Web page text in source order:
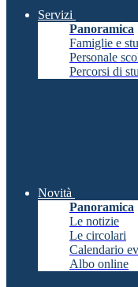
Servizi
Panoramica
Famiglie e
Personale
Percorsi di
Novità
Panoramica
Le notizie
Le circolari
Calendario
Albo online